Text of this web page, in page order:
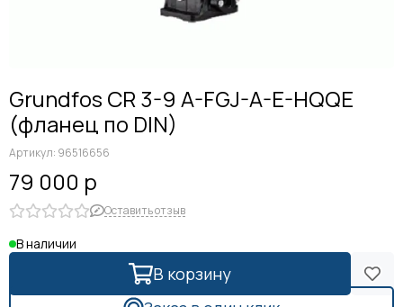
Grundfos CR 3-9 A-FGJ-A-E-HQQE
(фланец по DIN)
Артикул: 96516656
79 000 р
Оставить отзыв
В наличии
В корзину